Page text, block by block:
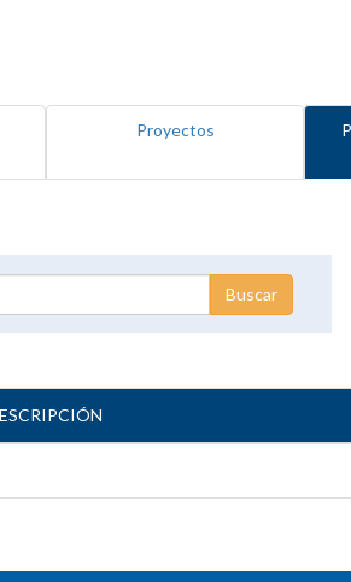
Proyectos